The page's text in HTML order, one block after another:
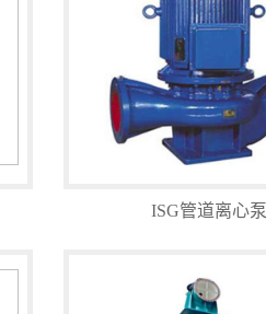
ISG管道离心泵